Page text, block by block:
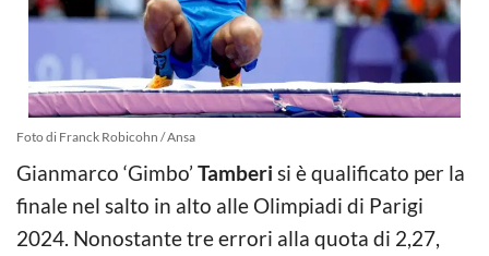
Foto di Franck Robicohn / Ansa
Gianmarco ‘Gimbo’ Tamberi si è qualificato per la
finale nel salto in alto alle Olimpiadi di Parigi
2024. Nonostante tre errori alla quota di 2,27,